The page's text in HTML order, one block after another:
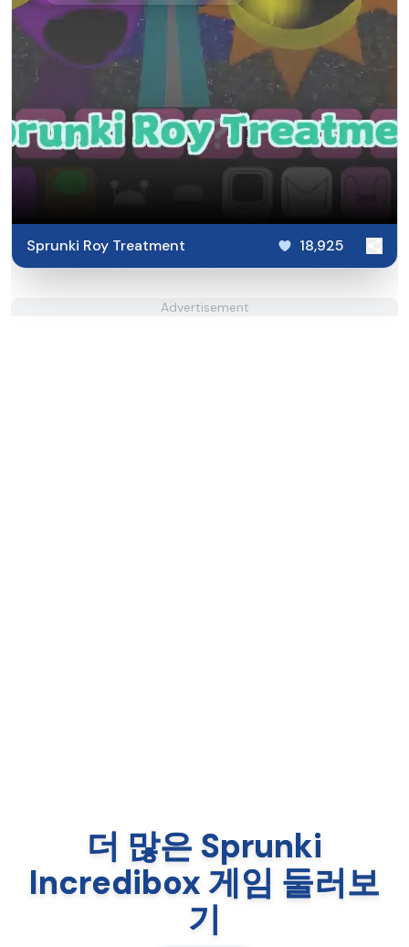
Sprunki Roy Treatment 18,925
Advertisement
더 많은 Sprunki
Incredibox 게임 둘러보
기